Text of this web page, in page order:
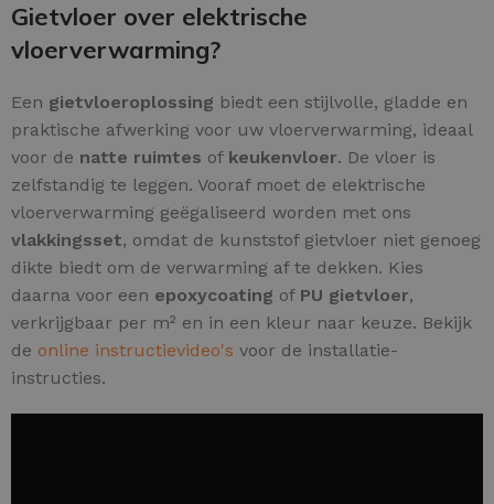
Gietvloer over elektrische
vloerverwarming?
Een gietvloeroplossing biedt een stijlvolle, gladde en
praktische afwerking voor uw vloerverwarming, ideaal
voor de natte ruimtes of keukenvloer. De vloer is
zelfstandig te leggen. Vooraf moet de elektrische
vloerverwarming geëgaliseerd worden met ons
vlakkingsset, omdat de kunststof gietvloer niet genoeg
dikte biedt om de verwarming af te dekken. Kies
daarna voor een epoxycoating of PU gietvloer,
verkrijgbaar per m² en in een kleur naar keuze. Bekijk
de online instructievideo's voor de installatie-
instructies.